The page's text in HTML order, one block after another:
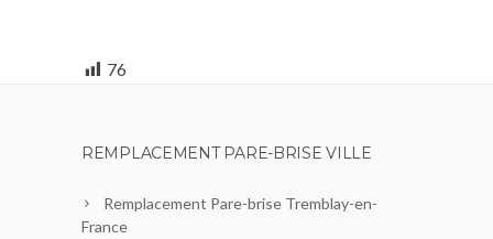
76
REMPLACEMENT PARE-BRISE VILLE
Remplacement Pare-brise Tremblay-en-
France